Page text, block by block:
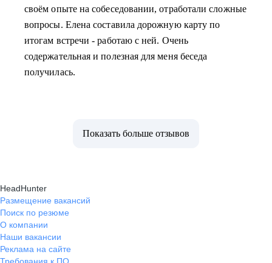
своём опыте на собеседовании, отработали сложные
вопросы. Елена составила дорожную карту по
итогам встречи - работаю с ней. Очень
содержательная и полезная для меня беседа
получилась.
Показать больше отзывов
HeadHunter
Размещение вакансий
Поиск по резюме
О компании
Наши вакансии
Реклама на сайте